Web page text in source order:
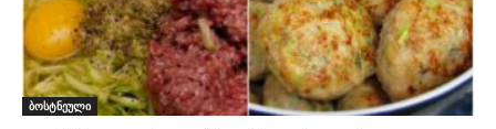
ბოსტნეული